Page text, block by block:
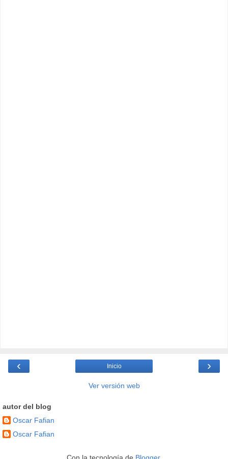
‹ ›
Inicio
Ver versión web
autor del blog
Oscar Fafian
Oscar Fafian
Con la tecnología de Blogger.